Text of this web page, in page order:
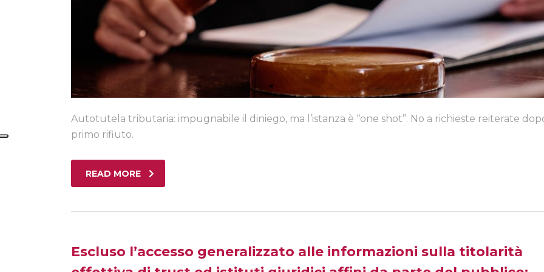
Autotutela tributaria: impugnabile il diniego, ma l’istanza è “one shot”. No a richieste reiterate
primo rifiuto.
READ MORE
Escluso l’accesso generalizzato alle informazioni sulla titolarità